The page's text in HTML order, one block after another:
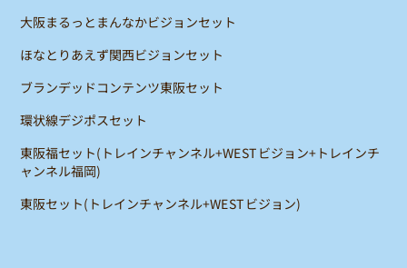
大阪まるっとまんなかビジョンセット
ほなとりあえず関西ビジョンセット
ブランデッドコンテンツ東阪セット
環状線デジポスセット
東阪福セット(トレインチャンネル+WESTビジョン+トレインチ
ャンネル福岡)
東阪セット(トレインチャンネル+WESTビジョン)